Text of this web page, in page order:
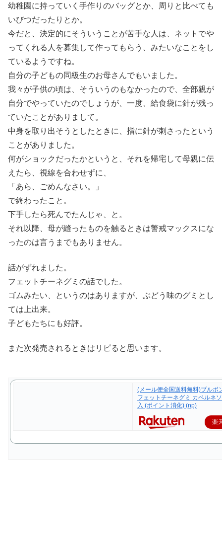
幼稚園に持っていく手作りのバッグとか、周りと比べても
いびつだったりとか。
今だと、決定的にそういうことが苦手な人は、ネットでや
ってくれる人を募集して作ってもらう、みたいなことをし
ているようですね。
自分の子どもの同級生のお母さんでもいました。
我々が子供の頃は、そういうのもなかったので、全部親が
自分でやっていたのでしょうが、一度、給食袋に針が残っ
ていたことがありまして。
中身を取り出そうとしたときに、指に針が刺さったという
ことがありました。
何がショックだったかというと、それを帰宅して母親に伝
えたら、視線を合わせずに、
「あら、ごめんなさい。」
で終わったこと。
下手したら死んでたんじゃ、と。
それ以降、母が縫ったものを触るときは警戒マックスにな
ったのは言うまでもありません。
話がずれました。
フェットチーネグミの話でした。
ゴムみたい、というのはありますが、ぶどう味のグミとし
ては上出来。
子どもたちにも好評。
また次発売されるときはリピると思います。
(メール便全国送料無料)ブルボ
フェットチーネグミ カベルネ
入 (ポイント消化) (np)
楽